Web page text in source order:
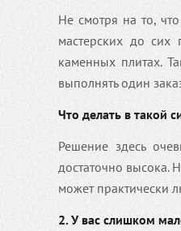
Не смотря на то,
мастерских до сих
каменных плитах.
выполнять один
Что делать в такой
Решение здесь
достаточно высока.
может практически
2. У вас слишком